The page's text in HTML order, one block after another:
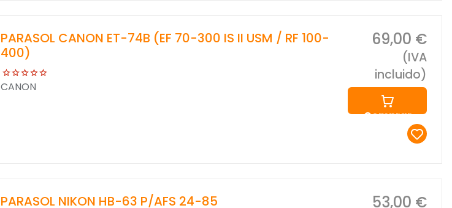
PARASOL CANON ET-74B (EF 70-300 IS II USM / RF 100-
400)
CANON
69,00 €
(IVA
incluido)
Comprar
PARASOL NIKON HB-63 P/AFS 24-85 53,00 €